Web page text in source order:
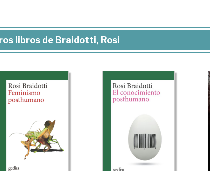
libros de Braidotti, Rosi